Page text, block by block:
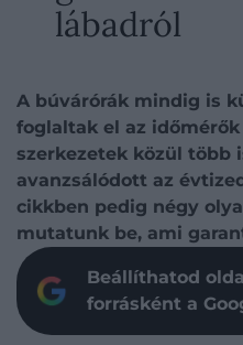
lábadról
A búvárórák mindig is
foglaltak el az
szerkezetek közül több
avanzsálódott az
cikkben pedig négy
mutatunk be, ami
Beállíthatod
forrásként a